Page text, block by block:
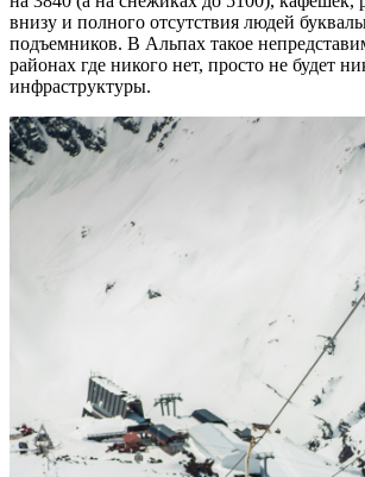
внизу и полного отсутствия людей
подъемников. В Альпах такое
районах где никого нет, просто не будет
инфраструктуры.